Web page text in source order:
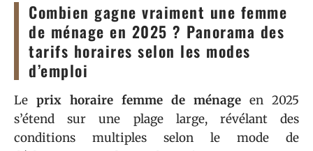
Combien gagne vraiment une femme
de ménage en 2025 ? Panorama des
tarifs horaires selon les modes
d’emploi
Le prix horaire femme de ménage en 2025
s’étend sur une plage large, révélant des
conditions multiples selon le mode de